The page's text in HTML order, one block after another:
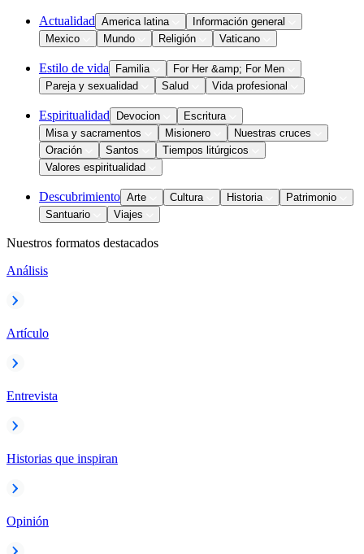
Actualidad America latina
Información general
Mexico
Mundo Religión Vaticano
Estilo de vida Familia
For Her &amp; For Men
Pareja y sexualidad
Salud Vida profesional
Espiritualidad Devocion
Escritura
Misa y sacramentos
Misionero
Nuestras cruces
Oración
Santos
Tiempos litúrgicos
Valores espiritualidad
Descubrimiento Arte Cultura Historia
Patrimonio
Santuario
Viajes
Nuestros formatos destacados
Análisis
Artículo
Entrevista
Historias que inspiran
Opinión